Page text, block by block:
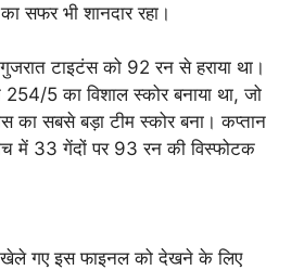
सफर भी शानदार रहा।
टाइटंस को 92 रन से हराया था।
5 का विशाल स्कोर बनाया था, जो
का सबसे बड़ा टीम स्कोर बना। कप्तान
में 33 गेंदों पर 93 रन की विस्फोटक
खेले गए इस फाइनल को देखने के लिए